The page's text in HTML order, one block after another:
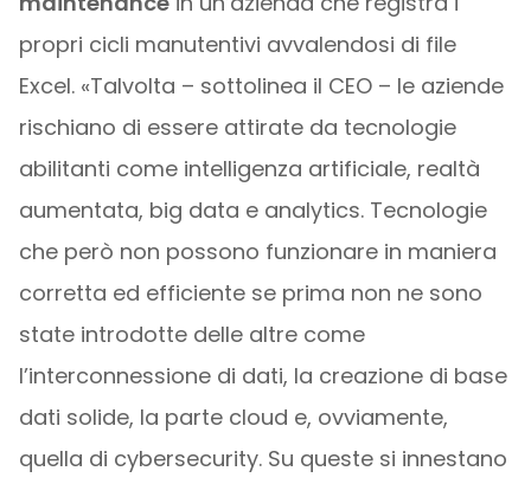
propri cicli manutentivi avvalendosi di file
Excel. «Talvolta – sottolinea il CEO – le aziende
rischiano di essere attirate da tecnologie
abilitanti come intelligenza artificiale, realtà
aumentata, big data e analytics. Tecnologie
che però non possono funzionare in maniera
corretta ed efficiente se prima non ne sono
state introdotte delle altre come
l’interconnessione di dati, la creazione di base
dati solide, la parte cloud e, ovviamente,
quella di cybersecurity. Su queste si innestano